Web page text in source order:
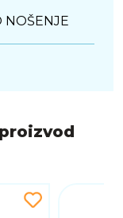
NOŠENJE
cijelog
šetnji ili
ostaje
svakom